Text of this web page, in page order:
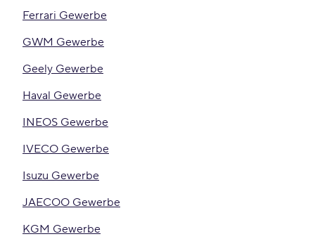
Ferrari Gewerbe
GWM Gewerbe
Geely Gewerbe
Haval Gewerbe
INEOS Gewerbe
IVECO Gewerbe
Isuzu Gewerbe
JAECOO Gewerbe
KGM Gewerbe